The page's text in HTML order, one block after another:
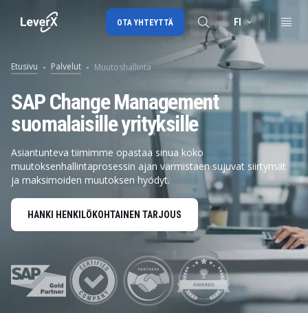
SAP-tuki
SAP-konsultointi
SAP EWM
FI
OTA YHTEYTTÄ
Etusivu Palvelut Muutoshallinta
SAP Change Management
suomalaisille yrityksille
Asiantunteva tiimimme opastaa sinua koko
muutoksenhallintaprosessin ajan varmistaen sujuvat siirtymät
ja maksimoiden muutoksen hyödyt.
HANKI HENKILÖKOHTAINEN TARJOUS